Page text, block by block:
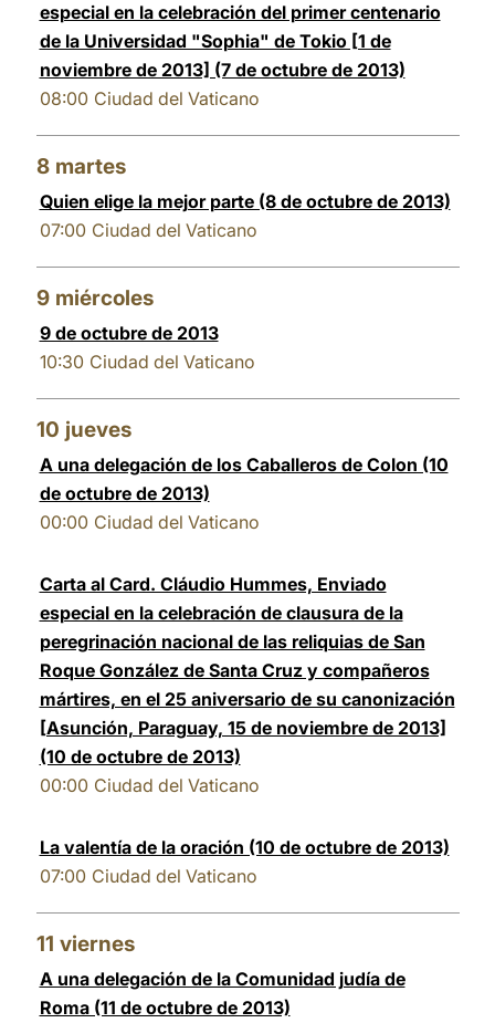
especial en la celebración del primer centenario
de la Universidad "Sophia" de Tokio [1 de
noviembre de 2013] (7 de octubre de 2013)
08:00 Ciudad del Vaticano
8 martes
Quien elige la mejor parte (8 de octubre de 2013)
07:00 Ciudad del Vaticano
9 miércoles
9 de octubre de 2013
10:30 Ciudad del Vaticano
10 jueves
A una delegación de los Caballeros de Colon (10
de octubre de 2013)
00:00 Ciudad del Vaticano
Carta al Card. Cláudio Hummes, Enviado
especial en la celebración de clausura de la
peregrinación nacional de las reliquias de San
Roque González de Santa Cruz y compañeros
mártires, en el 25 aniversario de su canonización
[Asunción, Paraguay, 15 de noviembre de 2013]
(10 de octubre de 2013)
00:00 Ciudad del Vaticano
La valentía de la oración (10 de octubre de 2013)
07:00 Ciudad del Vaticano
11 viernes
A una delegación de la Comunidad judía de
Roma (11 de octubre de 2013)